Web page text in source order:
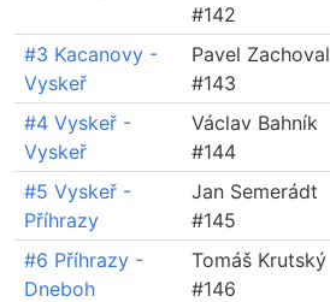
#142
#3 Kacanovy -
Vyskeř
Pavel Zachoval
#143
#4 Vyskeř -
Vyskeř
Václav Bahník
#144
#5 Vyskeř -
Příhrazy
Jan Semerádt
#145
#6 Příhrazy -
Dneboh
Tomáš Krutský
#146